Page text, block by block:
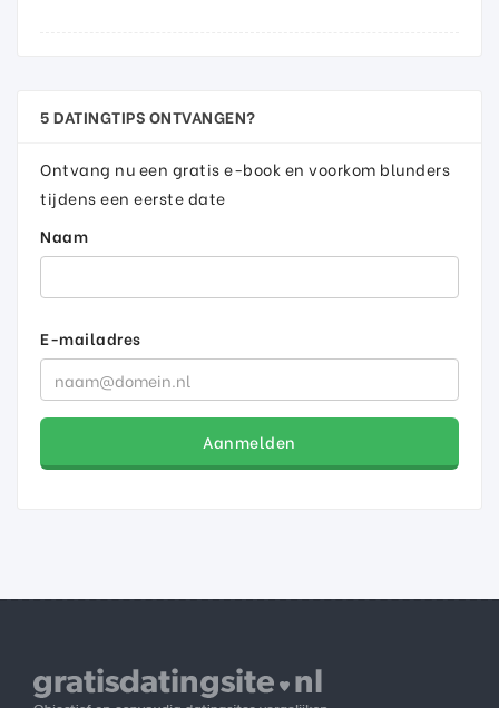
5 DATINGTIPS ONTVANGEN?
Ontvang nu een gratis e-book en voorkom blunders
tijdens een eerste date
Naam
E-mailadres
Aanmelden